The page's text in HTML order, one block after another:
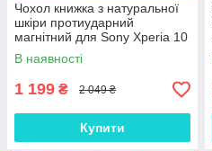
Чохол книжка з натуральної
шкіри протиударний
магнітний для Sony Xperia 10
II "JACOSA"
В наявності
1 199 ₴ 2 049 ₴
Купити